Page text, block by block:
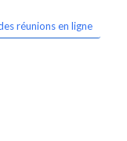
réunions en ligne